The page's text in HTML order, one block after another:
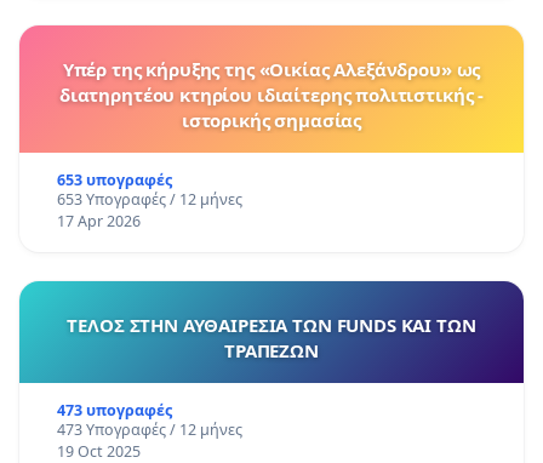
Υπέρ της κήρυξης της «Οικίας Αλεξάνδρου» ως
διατηρητέου κτηρίου ιδιαίτερης πολιτιστικής -
ιστορικής σημασίας
653 υπογραφές
653 Υπογραφές / 12 μήνες
17 Apr 2026
ΤΕΛΟΣ ΣΤΗΝ ΑΥΘΑΙΡΕΣΙΑ ΤΩΝ FUNDS ΚΑΙ ΤΩΝ
ΤΡΑΠΕΖΩΝ
473 υπογραφές
473 Υπογραφές / 12 μήνες
19 Oct 2025